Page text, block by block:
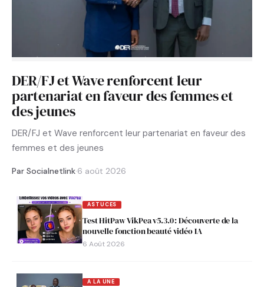
DER/FJ et Wave renforcent leur
partenariat en faveur des femmes et
des jeunes
DER/FJ et Wave renforcent leur partenariat en faveur des
femmes et des jeunes
Par Socialnetlink·6 août 2026
ASTUCES
Test HitPaw VikPea v5.3.0 : Découverte de la
nouvelle fonction beauté vidéo IA
6 Août 2026
A LA UNE